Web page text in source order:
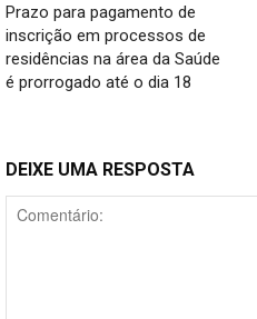
Prazo para pagamento de
inscrição em processos de
residências na área da Saúde
é prorrogado até o dia 18
DEIXE UMA RESPOSTA